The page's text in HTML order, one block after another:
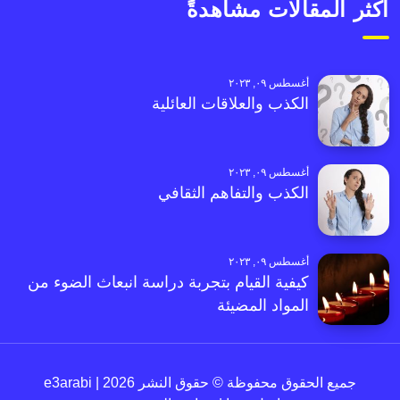
أكثر المقالات مشاهدةً
أغسطس ٠٩, ٢٠٢٣
الكذب والعلاقات العائلية
أغسطس ٠٩, ٢٠٢٣
الكذب والتفاهم الثقافي
أغسطس ٠٩, ٢٠٢٣
كيفية القيام بتجربة دراسة انبعاث الضوء من
المواد المضيئة
جميع الحقوق محفوظة © حقوق النشر 2026 | e3arabi